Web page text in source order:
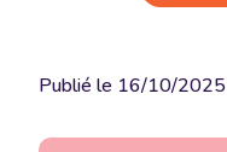
Publié le 16/10/2025